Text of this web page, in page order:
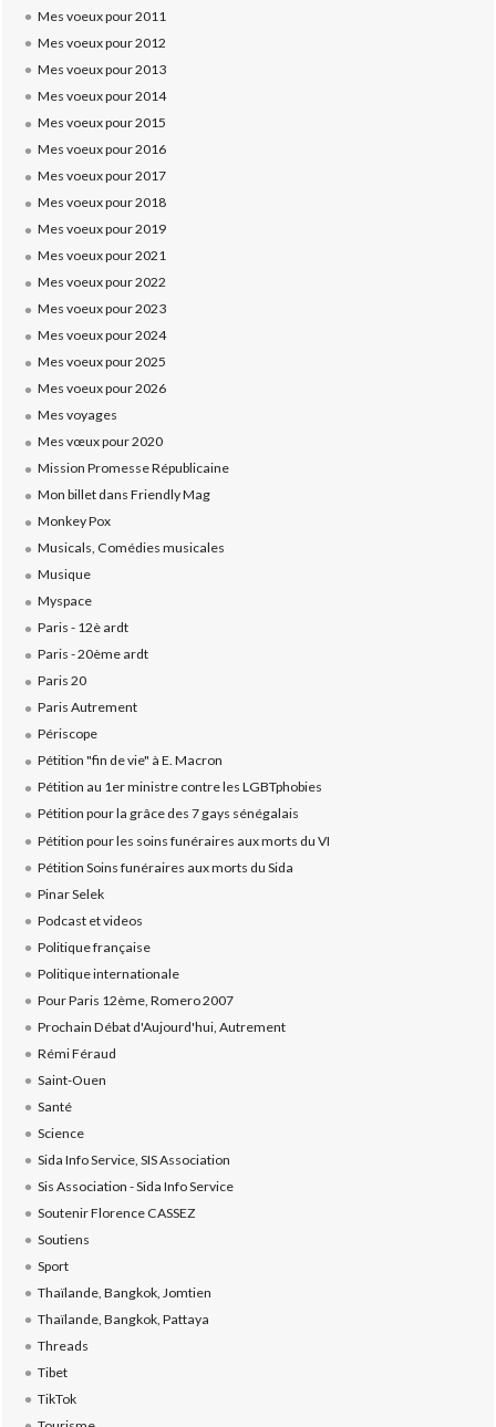
Mes voeux pour 2011
Mes voeux pour 2012
Mes voeux pour 2013
Mes voeux pour 2014
Mes voeux pour 2015
Mes voeux pour 2016
Mes voeux pour 2017
Mes voeux pour 2018
Mes voeux pour 2019
Mes voeux pour 2021
Mes voeux pour 2022
Mes voeux pour 2023
Mes voeux pour 2024
Mes voeux pour 2025
Mes voeux pour 2026
Mes voyages
Mes vœux pour 2020
Mission Promesse Républicaine
Mon billet dans Friendly Mag
Monkey Pox
Musicals, Comédies musicales
Musique
Myspace
Paris - 12è ardt
Paris - 20ème ardt
Paris 20
Paris Autrement
Périscope
Pétition "fin de vie" à E. Macron
Pétition au 1er ministre contre les LGBTphobies
Pétition pour la grâce des 7 gays sénégalais
Pétition pour les soins funéraires aux morts du VI
Pétition Soins funéraires aux morts du Sida
Pinar Selek
Podcast et videos
Politique française
Politique internationale
Pour Paris 12ème, Romero 2007
Prochain Débat d'Aujourd'hui, Autrement
Rémi Féraud
Saint-Ouen
Santé
Science
Sida Info Service, SIS Association
Sis Association - Sida Info Service
Soutenir Florence CASSEZ
Soutiens
Sport
Thaïlande, Bangkok, Jomtien
Thaïlande, Bangkok, Pattaya
Threads
Tibet
TikTok